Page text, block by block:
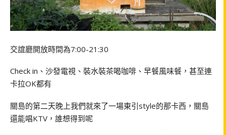
交誼廳開放時間為7:00-21:30
Check in、沙發電視、裝水裝茶喝咖啡、早餐風味餐，甚至連
卡拉OK都有
關島的第二天晚上我們就來了一場東引style的那卡西，關島
還能唱KTV，誰想得到呢